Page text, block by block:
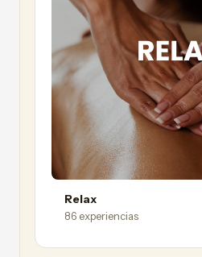
Relax
86 experiencias